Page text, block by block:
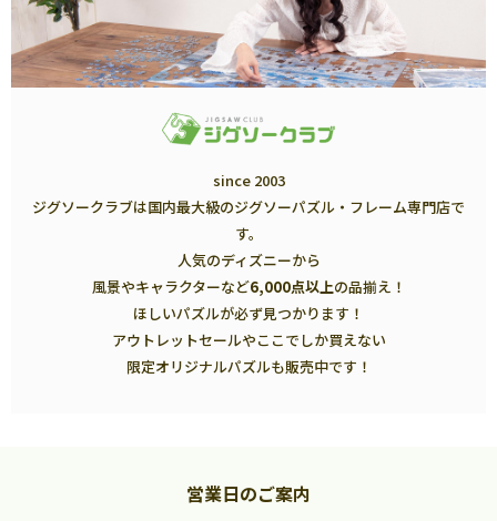
since 2003
ジグソークラブは国内最大級のジグソーパズル・フレーム専門店で
す。
人気のディズニーから
風景やキャラクターなど6,000点以上の品揃え！
ほしいパズルが必ず見つかります！
アウトレットセールやここでしか買えない
限定オリジナルパズルも販売中です！
営業日のご案内